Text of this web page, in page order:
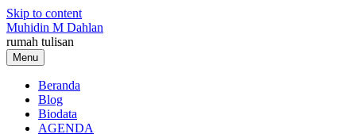
Skip to content
Muhidin M Dahlan
rumah tulisan
Menu
Beranda
Blog
Biodata
AGENDA